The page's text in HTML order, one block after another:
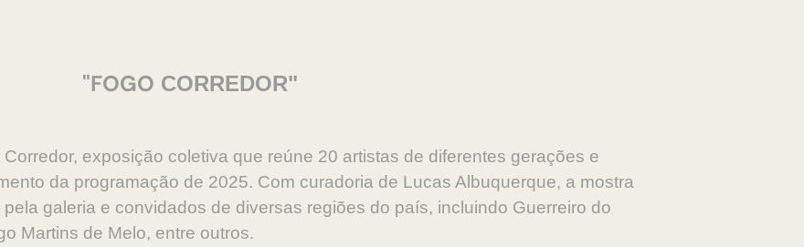
"FOGO CORREDOR"
exposição coletiva que reúne 20 artistas de diferentes gerações e
da programação de 2025. Com curadoria de Lucas Albuquerque, a mostra
galeria e convidados de diversas regiões do país, incluindo Guerreiro do
Martins de Melo, entre outros.